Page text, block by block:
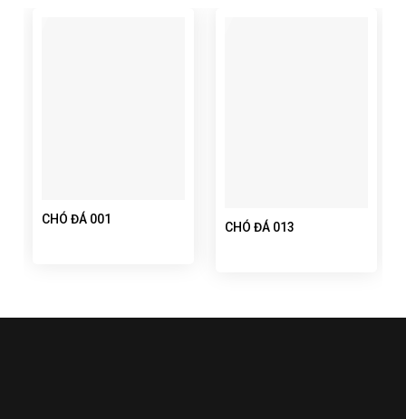
CHÓ ĐÁ 001
CHÓ ĐÁ 013